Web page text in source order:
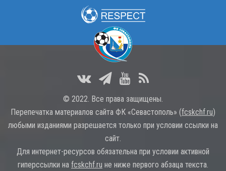
© 2022. Все права защищены.
Перепечатка материалов сайта ФК «Севастополь» (fcskchf.ru)
любыми изданиями разрешается только при условии ссылки на
сайт.
Для интернет-ресурсов обязательна при условии активной
гиперссылки на fcskchf.ru не ниже первого абзаца текста.